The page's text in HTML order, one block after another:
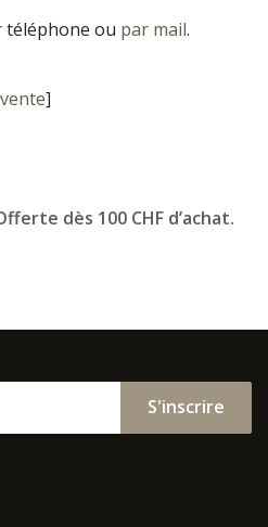
téléphone ou par mail.
]
dès 100 CHF d’achat.
S'inscrire